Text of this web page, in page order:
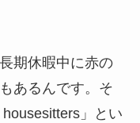
期休暇中に赤の
あるんです。そ
」とい